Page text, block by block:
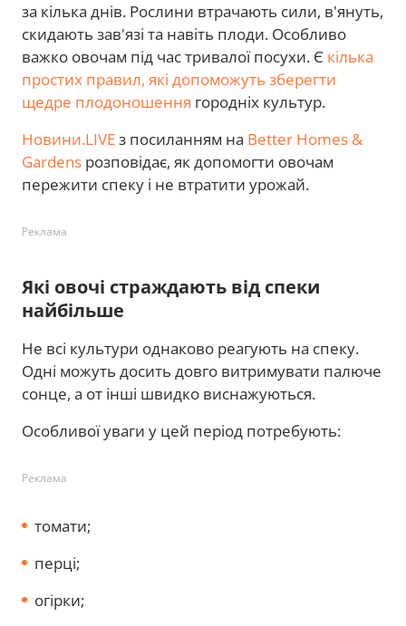
за кілька днів. Рослини втрачають сили, в'януть,
скидають зав'язі та навіть плоди. Особливо
важко овочам під час тривалої посухи. Є кілька
простих правил, які допоможуть зберегти
щедре плодоношення городніх культур.
Новини.LIVEз посиланням на Better Homes &
Gardens розповідає, як допомогти овочам
пережити спеку і не втратити урожай.
Реклама
Які овочі страждають від спеки
найбільше
Не всі культури однаково реагують на спеку.
Одні можуть досить довго витримувати палюче
сонце, а от інші швидко виснажуються.
Особливої уваги у цей період потребують:
Реклама
томати;
перці;
огірки;